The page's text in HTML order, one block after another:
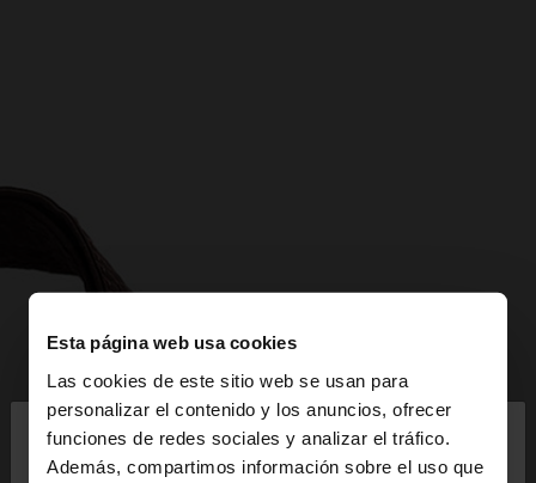
Esta página web usa cookies
Las cookies de este sitio web se usan para
personalizar el contenido y los anuncios, ofrecer
funciones de redes sociales y analizar el tráfico.
Además, compartimos información sobre el uso que
hola